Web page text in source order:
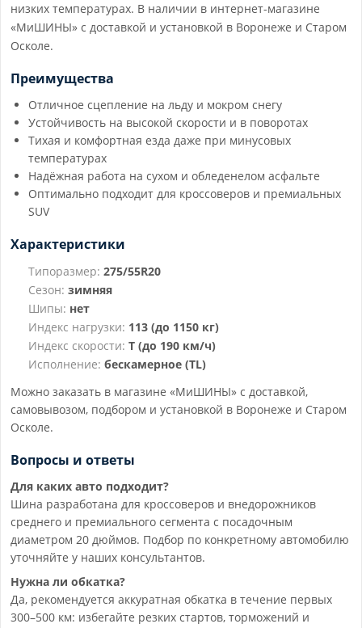
низких температурах. В наличии в интернет-магазине
«МиШИНЫ» с доставкой и установкой в Воронеже и Старом
Осколе.
Преимущества
Отличное сцепление на льду и мокром снегу
Устойчивость на высокой скорости и в поворотах
Тихая и комфортная езда даже при минусовых
температурах
Надёжная работа на сухом и обледенелом асфальте
Оптимально подходит для кроссоверов и премиальных
SUV
Характеристики
Типоразмер: 275/55R20
Сезон: зимняя
Шипы: нет
Индекс нагрузки: 113 (до 1150 кг)
Индекс скорости: T (до 190 км/ч)
Исполнение: бескамерное (TL)
Можно заказать в магазине «МиШИНЫ» с доставкой,
самовывозом, подбором и установкой в Воронеже и Старом
Осколе.
Вопросы и ответы
Для каких авто подходит?
Шина разработана для кроссоверов и внедорожников
среднего и премиального сегмента с посадочным
диаметром 20 дюймов. Подбор по конкретному автомобилю
уточняйте у наших консультантов.
Нужна ли обкатка?
Да, рекомендуется аккуратная обкатка в течение первых
300–500 км: избегайте резких стартов, торможений и